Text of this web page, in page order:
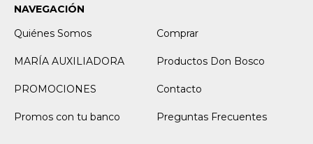
NAVEGACIÓN
Quiénes Somos
Comprar
MARÍA AUXILIADORA Productos Don Bosco
PROMOCIONES Contacto
Promos con tu banco Preguntas Frecuentes